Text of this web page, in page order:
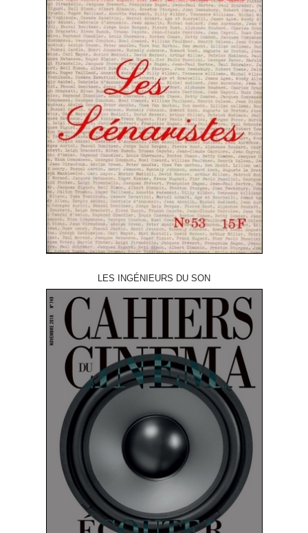
LES INGÉNIEURS DU SON